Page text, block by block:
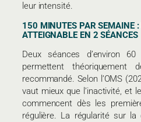
leur intensité.
150 MINUTES PAR SEMAINE
ATTEIGNABLE EN 2 SÉANCES
Deux séances d’environ
permettent théoriquement
recommandé. Selon l’OMS
vaut mieux que l’inactivité, et
commencent dès les
régulière. La régularité sur